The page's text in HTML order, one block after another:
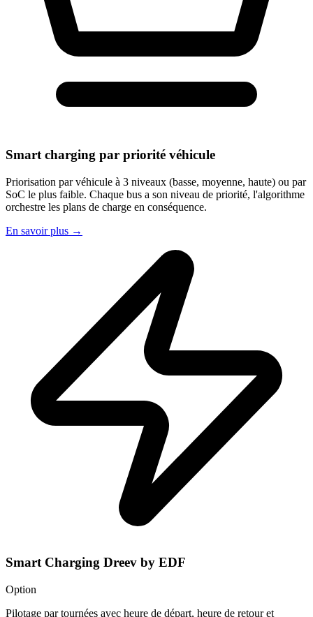
Smart charging par priorité véhicule
Priorisation par véhicule à 3 niveaux (basse, moyenne, haute) ou par
SoC le plus faible. Chaque bus a son niveau de priorité, l'algorithme
orchestre les plans de charge en conséquence.
En savoir plus →
Smart Charging Dreev by EDF
Option
Pilotage par tournées avec heure de départ, heure de retour et